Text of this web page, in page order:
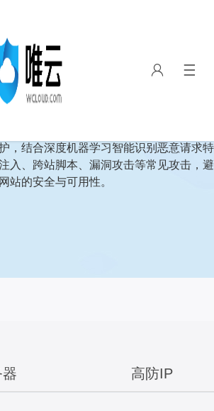
，结合深度机器学习智能识别恶意请求
入、跨站脚本、漏洞攻击等常见攻击，
站的安全与可用性。
高防IP